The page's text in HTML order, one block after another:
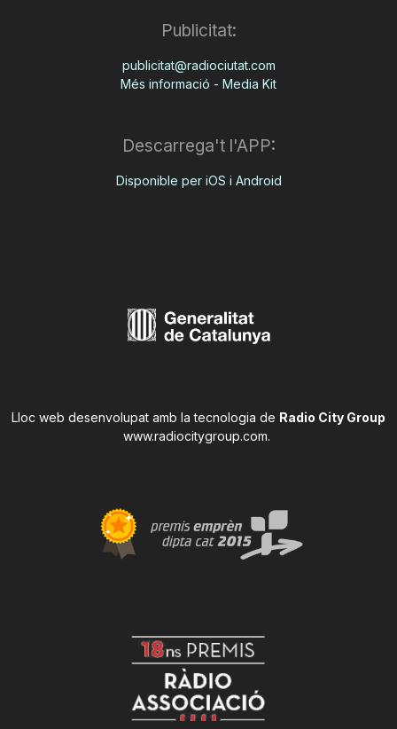
Publicitat:
publicitat@radiociutat.com
Més informació - Media Kit
Descarrega't l'APP:
Disponible per iOS i Android
Lloc web desenvolupat amb la tecnologia de Radio City Group
www.radiocitygroup.com.